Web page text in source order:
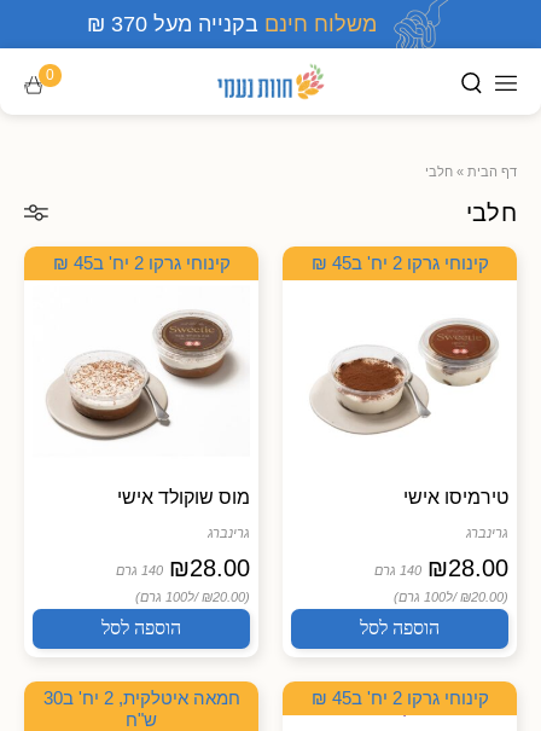
משלוח חינם בקנייה מעל 370 ₪
0
דף הבית » חלבי
חלבי
קינוחי גרקו 2 יח' ב45 ₪
טירמיסו אישי
גרינברג
₪28.00
140 גרם
(₪20.00 /
ל100 גרם)
הוספה לסל
קינוחי גרקו 2 יח' ב45 ₪
מוס שוקולד אישי
גרינברג
₪28.00
140 גרם
(₪20.00 /
ל100 גרם)
הוספה לסל
קינוחי גרקו 2 יח' ב45 ₪
חמאה איטלקית, 2 יח' ב30
ש"ח